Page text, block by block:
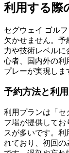
利用する際
セグウェイ ゴル
欠かせません。
力や技術レベルに
心者、国内外の利
プレーが実現しま
予約方法と利
利用プランは「セ
フ場が提供してお
スが多いです。
れており、初回の